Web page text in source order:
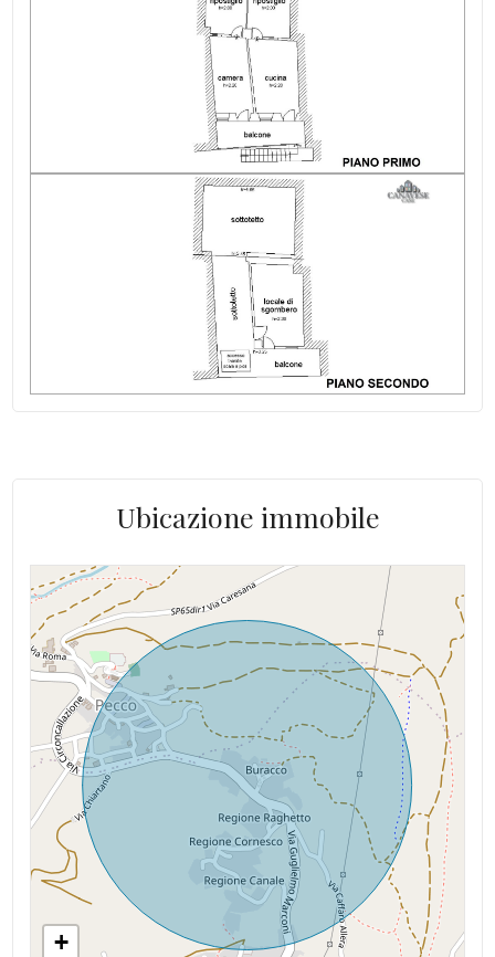
Indip su lati: 2
Ristrutturazione: 1994: tetto
Stato del tetto: ripassato
Spese Riscaldamento/anno: Nd autonomo
Spese Condominiali/anno: NO
Luce: allacciabile
Ubicazione immobile
+
Lusso